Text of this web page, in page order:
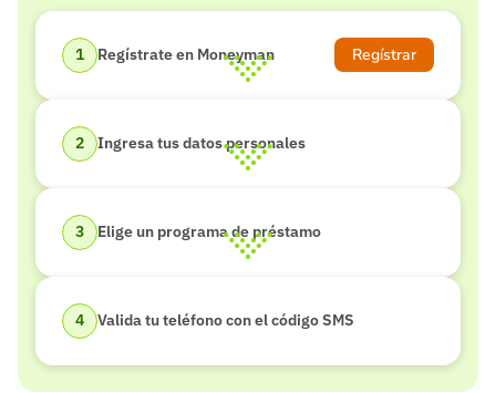
Regístrate en Moneyman Regístrar
Ingresa tus datos personales
Elige un programa de préstamo
Valida tu teléfono con el código SMS